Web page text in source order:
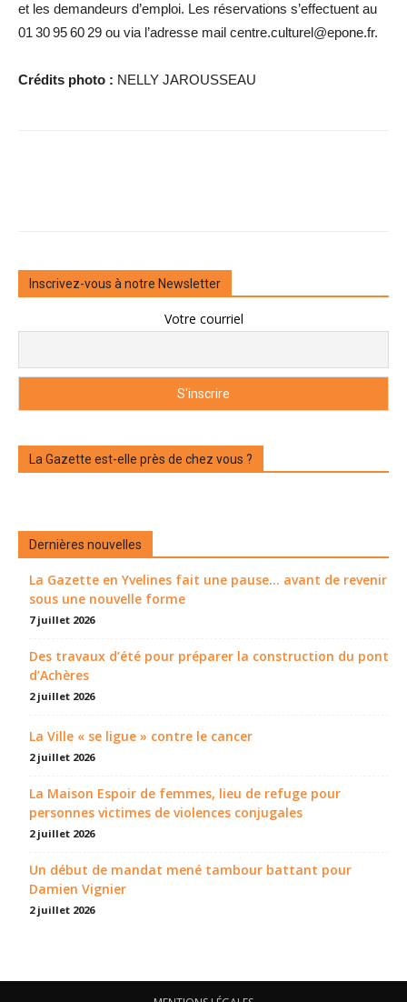
et les demandeurs d’emploi. Les réservations s’effectuent au
01 30 95 60 29 ou via l’adresse mail centre.culturel@epone.fr.
Crédits photo : NELLY JAROUSSEAU
Inscrivez-vous à notre Newsletter
Votre courriel
La Gazette est-elle près de chez vous ?
Dernières nouvelles
La Gazette en Yvelines fait une pause... avant de revenir
sous une nouvelle forme
7 juillet 2026
Des travaux d’été pour préparer la construction du pont
d’Achères
2 juillet 2026
La Ville « se ligue » contre le cancer
2 juillet 2026
La Maison Espoir de femmes, lieu de refuge pour
personnes victimes de violences conjugales
2 juillet 2026
Un début de mandat mené tambour battant pour
Damien Vignier
2 juillet 2026